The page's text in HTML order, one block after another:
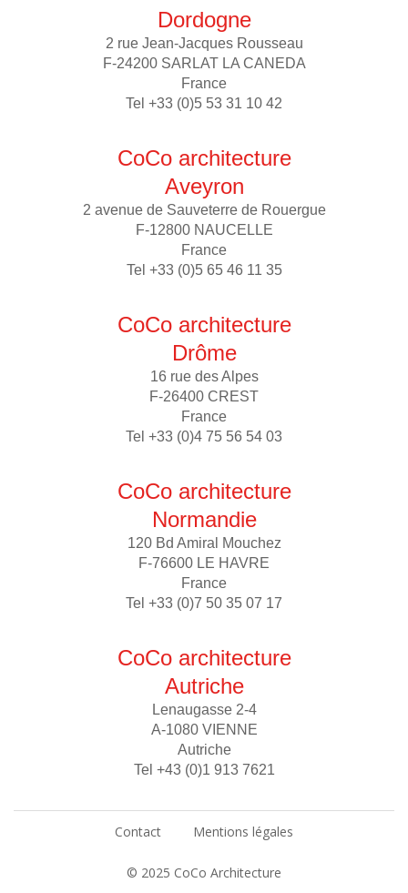
Dordogne
2 rue Jean-Jacques Rousseau
F-24200 SARLAT LA CANEDA
France
Tel +33 (0)5 53 31 10 42
CoCo architecture
Aveyron
2 avenue de Sauveterre de Rouergue
F-12800 NAUCELLE
France
Tel +33 (0)5 65 46 11 35
CoCo architecture
Drôme
16 rue des Alpes
F-26400 CREST
France
Tel +33 (0)4 75 56 54 03
CoCo architecture
Normandie
120 Bd Amiral Mouchez
F-76600 LE HAVRE
France
Tel +33 (0)7 50 35 07 17
CoCo architecture
Autriche
Lenaugasse 2-4
A-1080 VIENNE
Autriche
Tel +43 (0)1 913 7621
Contact Mentions légales
© 2025 CoCo Architecture